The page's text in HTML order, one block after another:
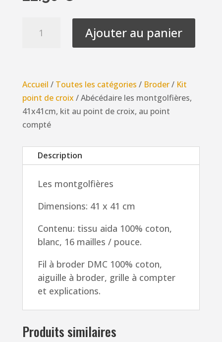
41x41cm,
kit
au
point
de
croix,
point
Ajouter au panier
Accueil / Toutes les catégories / Broder/ Kit
point de croix / Abécédaire les montgolfières,
41x41cm, kit au point de croix, au point
compté
Description
Les montgolfières
Dimensions: 41 x 41 cm
Contenu: tissu aida 100% coton,
blanc, 16 mailles / pouce.
Fil à broder DMC 100% coton,
aiguille à broder, grille à compter
et explications.
Produits similaires